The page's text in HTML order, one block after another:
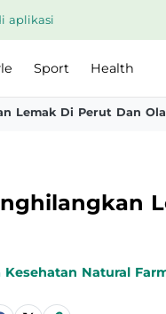
aplikasi
Sport Health
Kesehatan Natural